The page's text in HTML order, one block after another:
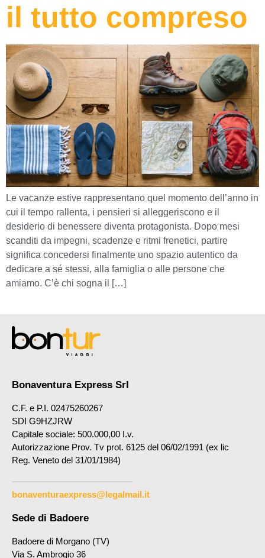
il tutto compreso
Le vacanze estive rappresentano quel momento dell’anno in
cui il tempo rallenta, i pensieri si alleggeriscono e il
desiderio di benessere diventa protagonista. Dopo mesi
scanditi da impegni, scadenze e ritmi frenetici, partire
significa concedersi finalmente uno spazio autentico da
dedicare a sé stessi, alla famiglia o alle persone che
amiamo. C’è chi sogna il […]
Bonaventura Express Srl
C.F. e P.I. 02475260267
SDI G9HZJRW
Capitale sociale: 500.000,00 I.v.
Autorizzazione Prov. Tv prot. 6125 del 06/02/1991 (ex lic
Reg. Veneto del 31/01/1984)
bonaventuraexpress@legalmail.it
Sede di Badoere
Badoere di Morgano (TV)
Via S. Ambrogio 36